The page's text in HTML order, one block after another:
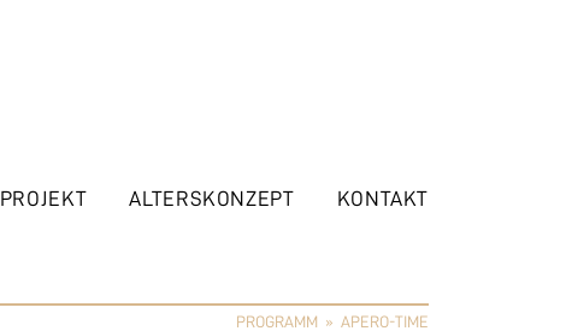
PROJEKT ALTERSKONZEPT KONTAKT
PROGRAMM »APERO-TIME